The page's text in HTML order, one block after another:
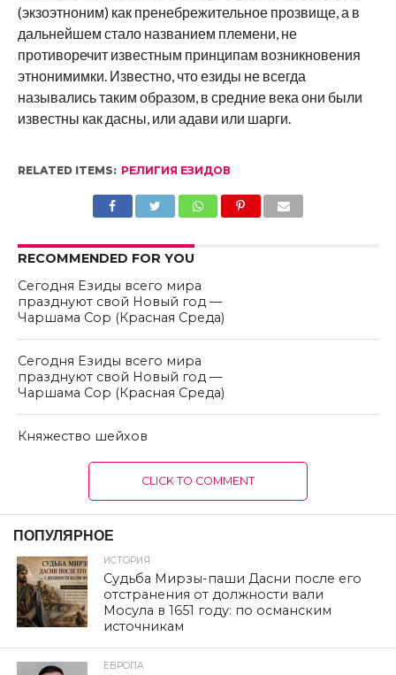
(экзоэтноним) как пренебрежительное прозвище, а в
дальнейшем стало названием племени, не
противоречит известным принципам возникновения
этнонимимки. Известно, что езиды не всегда
назывались таким образом, в средние века они были
известны как дасны, или адави или шарги.
RELATED ITEMS: РЕЛИГИЯ ЕЗИДОВ
RECOMMENDED FOR YOU
Сегодня Езиды всего мира
празднуют свой Новый год —
Чаршама Сор (Красная Среда)
Сегодня Езиды всего мира
празднуют свой Новый год —
Чаршама Сор (Красная Среда)
Княжество шейхов
CLICK TO COMMENT
ПОПУЛЯРНОЕ
ИСТОРИЯ
Судьба Мирзы-паши Дасни после его
отстранения от должности вали
Мосула в 1651 году: по османским
источникам
ЕВРОПА